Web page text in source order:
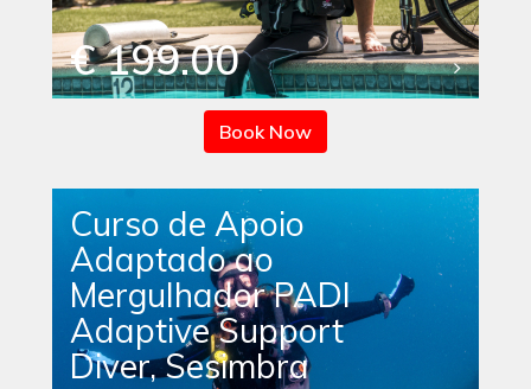
€ 199.00
Book Now
Curso de Apoio
Adaptado ao
Mergulhador PADI
Adaptive Support
Diver, Sesimbra